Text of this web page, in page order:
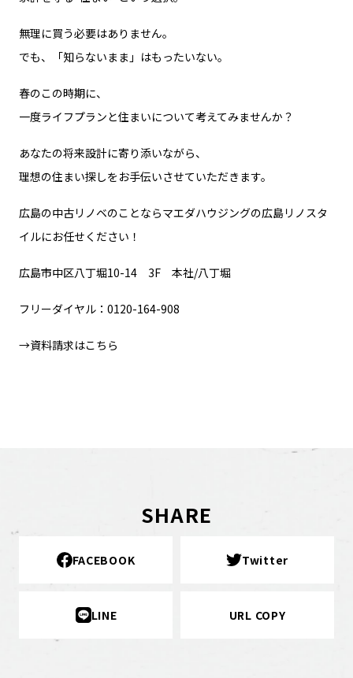
無理に買う必要はありません。
でも、「知らないまま」はもったいない。
春のこの時期に、
一度ライフプランと住まいについて考えてみませんか？
あなたの将来設計に寄り添いながら、
理想の住まい探しをお手伝いさせていただきます。
広島の中古リノベのことならマエダハウジングの広島リノスタ
イルにお任せください！
広島市中区八丁堀10-14 3F 本社/八丁堀
フリーダイヤル：0120-164-908
→資料請求はこちら
SHARE
FACEBOOK Twitter
LINE URL COPY